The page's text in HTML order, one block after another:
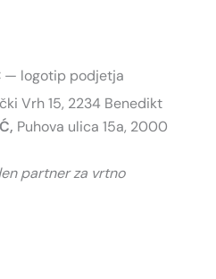
Vrh 15, 2234 Benedikt
Puhova ulica 15a, 2000
partner za vrtno